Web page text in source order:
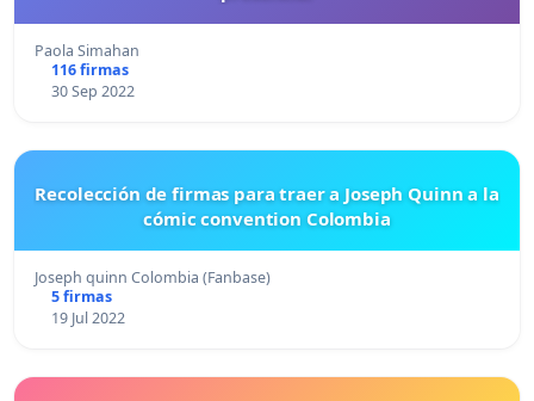
Paola Simahan
116 firmas
30 Sep 2022
Recolección de firmas para traer a Joseph Quinn a la
cómic convention Colombia
Joseph quinn Colombia (Fanbase)
5 firmas
19 Jul 2022